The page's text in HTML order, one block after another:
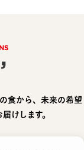
食から、未来の希望
けします。